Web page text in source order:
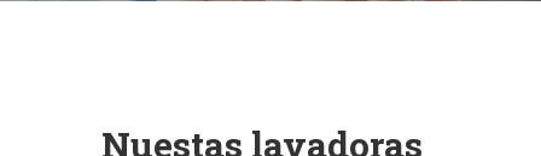
Nuestas lavadoras